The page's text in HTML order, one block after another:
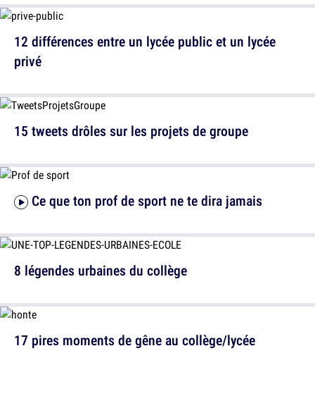
12 différences entre un lycée public et un lycée
privé
Ce que ton prof de sport ne te dira jamais
17 pires moments de gêne au collège/lycée
15 tweets drôles sur les projets de groupe
8 légendes urbaines du collège